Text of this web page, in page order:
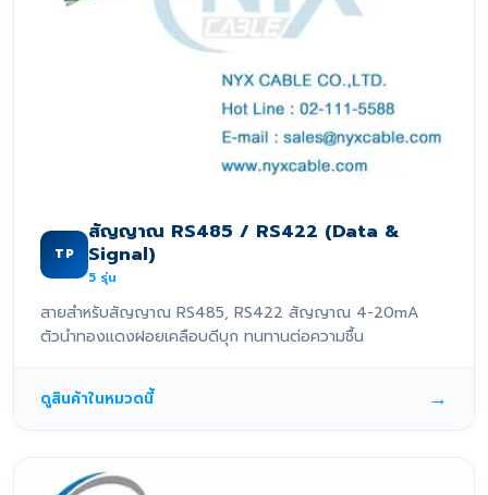
TP
สัญญาณ RS485 / RS422 (Data &
Signal)
5 รุ่น
สายสำหรับสัญญาณ RS485, RS422 สัญญาณ 4-20mA
ตัวนำทองแดงฝอยเคลือบดีบุก ทนทานต่อความชื้น
ดูสินค้าในหมวดนี้ →